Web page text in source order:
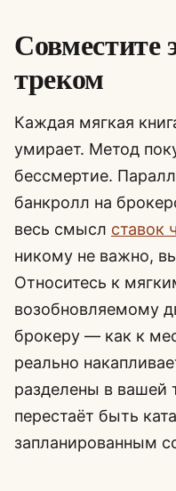
Совместите
треком
Каждая мягкая
умирает. Метод
бессмертие.
банкролл на
весь смысл ставок
никому не важно,
Относитесь к
возобновляемому
брокеру — как к
реально
разделены в вашей
перестаёт быть
запланированным